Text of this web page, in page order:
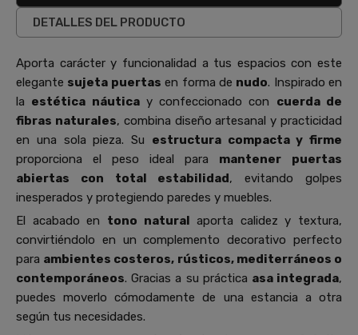
DETALLES DEL PRODUCTO
Aporta carácter y funcionalidad a tus espacios con este
elegante sujeta puertas en forma de nudo. Inspirado en
la estética náuticay confeccionado con cuerda de
fibras naturales, combina diseño artesanal y practicidad
en una sola pieza. Su estructura compacta y firme
proporciona el peso ideal para mantener
puertas
abiertas con total estabilidad, evitando golpes
inesperados y protegiendo paredes y muebles.
El acabado en tono natural aporta calidez y textura,
convirtiéndolo en un complemento decorativo perfecto
para ambientes costeros, rústicos, mediterráneos o
contemporáneos. Gracias a su práctica asa integrada,
puedes moverlo cómodamente de una estancia a otra
según tus necesidades.